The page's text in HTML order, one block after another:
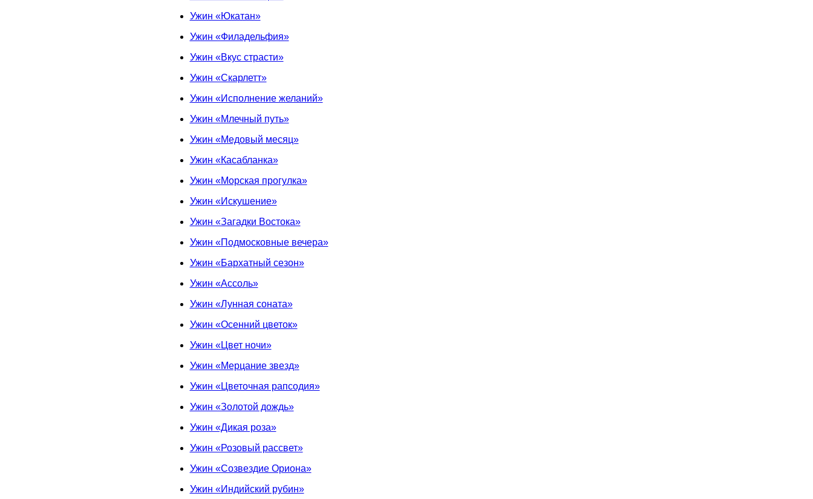
Ужин «Юкатан»
Ужин «Филадельфия»
Ужин «Вкус страсти»
Ужин «Скарлетт»
Ужин «Исполнение желаний»
Ужин «Млечный путь»
Ужин «Медовый месяц»
Ужин «Касабланка»
Ужин «Морская прогулка»
Ужин «Искушение»
Ужин «Загадки Востока»
Ужин «Подмосковные вечера»
Ужин «Бархатный сезон»
Ужин «Ассоль»
Ужин «Лунная соната»
Ужин «Осенний цветок»
Ужин «Цвет ночи»
Ужин «Мерцание звезд»
Ужин «Цветочная рапсодия»
Ужин «Золотой дождь»
Ужин «Дикая роза»
Ужин «Розовый рассвет»
Ужин «Созвездие Ориона»
Ужин «Индийский рубин»